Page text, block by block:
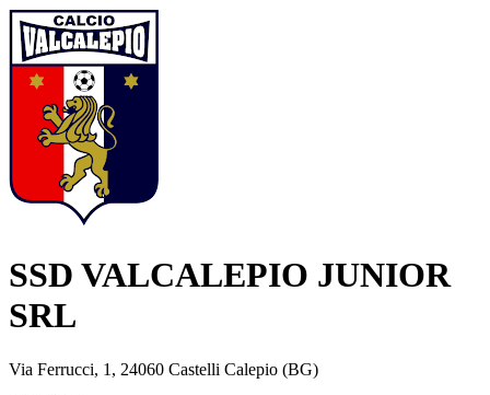
SSD VALCALEPIO JUNIOR
SRL
Via Ferrucci, 1, 24060 Castelli Calepio (BG)